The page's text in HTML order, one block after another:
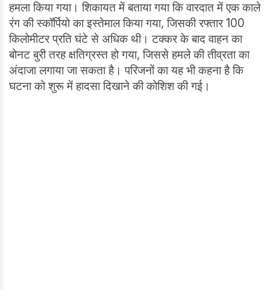
हमला किया गया। शिकायत में बताया गया कि वारदात में एक काले
रंग की स्कॉर्पियो का इस्तेमाल किया गया, जिसकी रफ्तार 100
किलोमीटर प्रति घंटे से अधिक थी। टक्कर के बाद वाहन का
बोनट बुरी तरह क्षतिग्रस्त हो गया, जिससे हमले की तीव्रता का
अंदाजा लगाया जा सकता है। परिजनों का यह भी कहना है कि
घटना को शुरू में हादसा दिखाने की कोशिश की गई।